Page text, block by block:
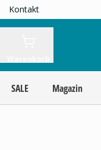
Kontakt
SALE Magazin